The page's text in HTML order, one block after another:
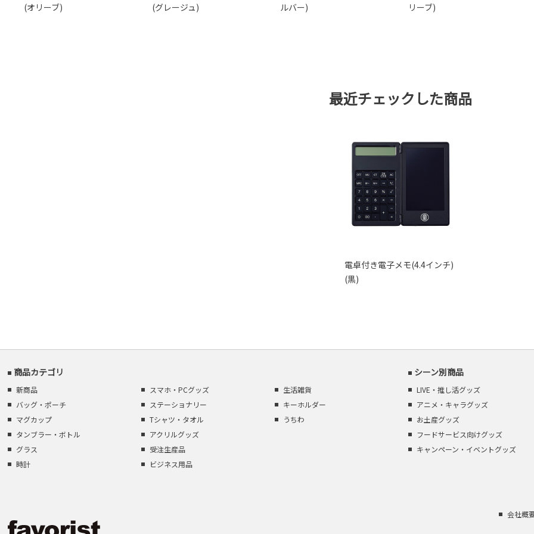
(オリーブ) (グレージュ) ルバー) リーブ)
最近チェックした商品
電卓付き電子メモ(4.4インチ)
(黒)
商品カテゴリ
新商品
バッグ・ポーチ
マグカップ
タンブラー・ボトル
グラス
時計
スマホ・PCグッズ
ステーショナリー
Tシャツ・タオル
アクリルグッズ
受注生産品
ビジネス用品
生活雑貨
キーホルダー
うちわ
シーン別商品
LIVE・推し活グッズ
アニメ・キャラグッズ
お土産グッズ
フードサービス向けグッズ
キャンペーン・イベントグッズ
会社概